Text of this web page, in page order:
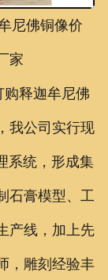
尼佛铜像价
家
购释迦牟尼佛
，我公司实行现
系统，形成集
石膏模型、工
产线，加上先
，雕刻经验丰